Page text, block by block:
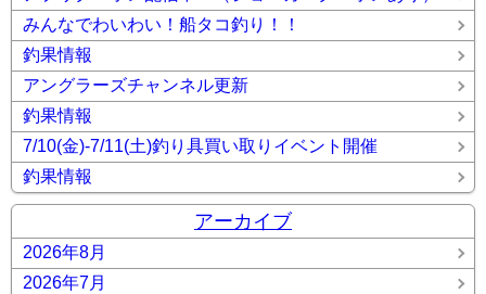
みんなでわいわい！船タコ釣り！！
釣果情報
アングラーズチャンネル更新
釣果情報
7/10(金)-7/11(土)釣り具買い取りイベント開催
釣果情報
アーカイブ
2026年8月
2026年7月